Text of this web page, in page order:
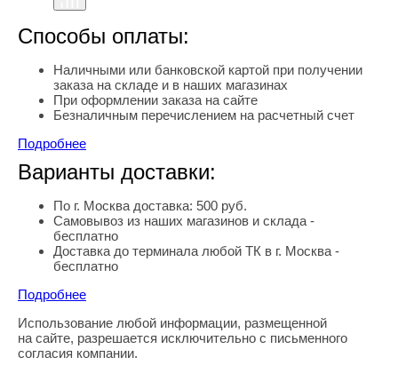
Способы оплаты:
Наличными или банковской картой при получении
заказа на складе и в наших магазинах
При оформлении заказа на сайте
Безналичным перечислением на расчетный счет
Подробнее
Варианты доставки:
По г. Москва доставка: 500 руб.
Самовывоз из наших магазинов и склада -
бесплатно
Доставка до терминала любой ТК в г. Москва -
бесплатно
Подробнее
Правовая информация
Использование любой информации, размещенной
на сайте, разрешается исключительно с письменного
согласия компании.